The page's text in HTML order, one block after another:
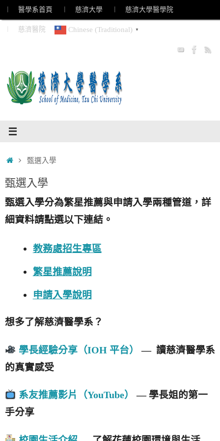
Skip
to
content
︱ 醫學系首頁 ︱ 慈濟大學 ︱ 慈濟大學醫學院
︱ 慈濟醫院 Chinese (Traditional) ▼
Home甄選入學
甄選入學
甄選入學分為繁星推薦與申請入學兩種管道，詳
細資料請點選以下連結。
教務處招生專區
繁星推薦說明
申請入學說明
想多了解慈濟醫學系？
學長經驗分享（IOH 平台）
— 讀慈濟醫學系
的真實感受
系友推薦影片（YouTube）
— 學長姐的第一
手分享